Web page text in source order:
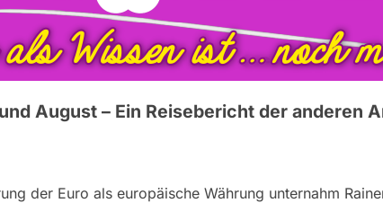
August – Ein Reisebericht der anderen
der Euro als europäische Währung unternahm